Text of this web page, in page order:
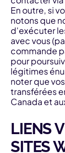
En outre, si
notons que
d’exécuter
avec vous
commande
pour
légitimes
noter que
transférées
Canada et
LIENS
SITES